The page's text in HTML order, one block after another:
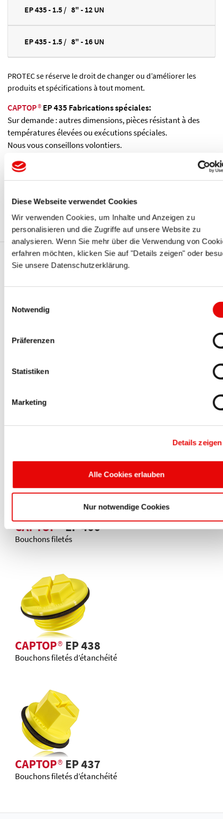
Diese Webseite verwendet Cookies
Wir verwenden Cookies, um Inhalte und Anzeigen zu
personalisieren und die Zugriffe auf unsere Website zu
analysieren. Wenn Sie mehr über die Verwendung von
erfahren möchten, klicken Sie auf "Details zeigen" oder
Sie unsere Datenschutzerklärung.
Notwendig
Präferenzen
Statistiken
Marketing
Details zeigen
Alle Cookies erlauben
Nur notwendige Cookies
EP 435 - 1.5 / 8" - 12 UN
EP 435 - 1.5 / 8" - 16 UN
PROTEC se réserve le droit de changer ou d’améliorer les
produits et spécifications à tout moment.
CAPTOP®EP 435 Fabrications spéciales:
Sur demande : autres dimensions, pièces résistant à des
températures élevées ou exécutions spéciales.
Nous vous conseillons volontiers.
Service de livraison:
Les commandes arrivées avant midi peuvent être expédiées
nécessaire.
Vous pourriez également être
intéressé par ces séries PROTEC
CAPTOP
CAPTOP®EP 400
Bouchons filetés
CAPTOP®EP 438
Bouchons filetés d’étanchéité
CAPTOP®EP 437
Bouchons filetés d’étanchéité